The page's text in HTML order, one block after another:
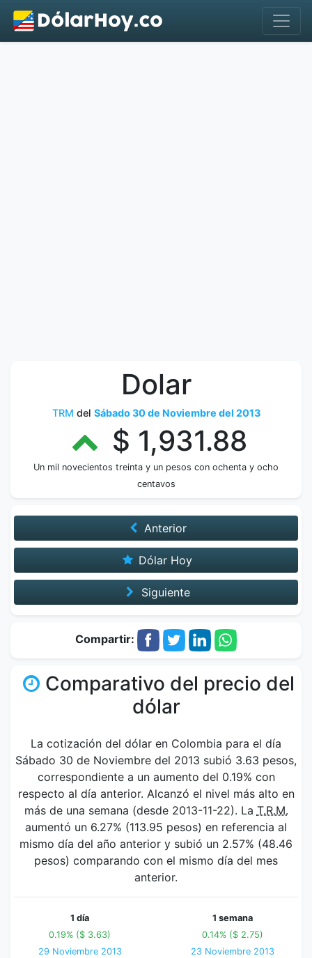
Dolar
TRM del Sábado 30 de Noviembre del 2013
$ 1,931.88
Un mil novecientos treinta y un pesos con ochenta y ocho
centavos
Anterior
Dólar Hoy
Siguiente
Compartir:
Comparativo del precio del
dólar
La cotización del dólar en Colombia para el día
Sábado 30 de Noviembre del 2013 subió 3.63 pesos,
correspondiente a un aumento del 0.19% con
respecto al día anterior. Alcanzó el nivel más alto en
más de una semana (desde 2013-11-22). La T.R.M.
aumentó un 6.27% (113.95 pesos) en referencia al
mismo día del año anterior y subió un 2.57% (48.46
pesos) comparando con el mismo día del mes
anterior.
1 día
0.19% ($ 3.63)
29 Noviembre 2013
1 semana
0.14% ($ 2.75)
23 Noviembre 2013